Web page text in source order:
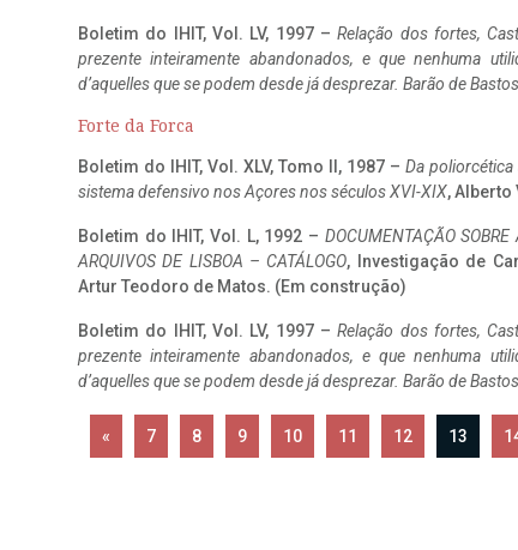
Boletim do IHIT, Vol. LV, 1997 –Relação dos fortes,
prezente inteiramente abandonados, e que nenhuma
d’aquelles que se podem desde já desprezar. Barão de Bastos
Forte da Forca
Boletim do IHIT, Vol. XLV, Tomo II, 1987 – Da
sistema defensivo nos Açores nos séculos XVI-XIX, Alberto
Boletim do IHIT, Vol. L, 1992 – DOCUMENTAÇÃO
ARQUIVOS DE LISBOA – CATÁLOGO, Investigação de
Artur Teodoro de Matos. (Em construção)
Boletim do IHIT, Vol. LV, 1997 –Relação dos fortes,
prezente inteiramente abandonados, e que nenhuma
d’aquelles que se podem desde já desprezar. Barão de Bastos
« 7 8 9 10 11 12 13